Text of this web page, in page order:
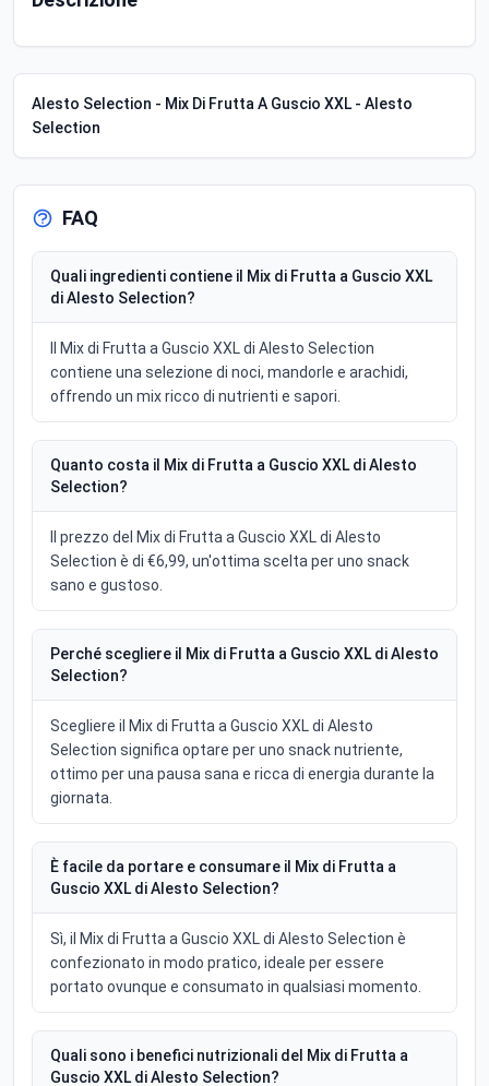
Alesto Selection - Mix Di Frutta A Guscio XXL - Alesto
Selection
FAQ
Quali ingredienti contiene il Mix di Frutta a Guscio XXL
di Alesto Selection?
Il Mix di Frutta a Guscio XXL di Alesto Selection
contiene una selezione di noci, mandorle e arachidi,
offrendo un mix ricco di nutrienti e sapori.
Quanto costa il Mix di Frutta a Guscio XXL di Alesto
Selection?
Il prezzo del Mix di Frutta a Guscio XXL di Alesto
Selection è di €6,99, un'ottima scelta per uno snack
sano e gustoso.
Perché scegliere il Mix di Frutta a Guscio XXL di Alesto
Selection?
Scegliere il Mix di Frutta a Guscio XXL di Alesto
Selection significa optare per uno snack nutriente,
ottimo per una pausa sana e ricca di energia durante la
giornata.
È facile da portare e consumare il Mix di Frutta a
Guscio XXL di Alesto Selection?
Sì, il Mix di Frutta a Guscio XXL di Alesto Selection è
confezionato in modo pratico, ideale per essere
portato ovunque e consumato in qualsiasi momento.
Quali sono i benefici nutrizionali del Mix di Frutta a
Guscio XXL di Alesto Selection?